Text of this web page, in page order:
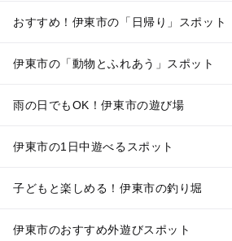
おすすめ！伊東市の「日帰り」スポット
伊東市の「動物とふれあう」スポット
雨の日でもOK！伊東市の遊び場
伊東市の1日中遊べるスポット
子どもと楽しめる！伊東市の釣り堀
伊東市のおすすめ外遊びスポット